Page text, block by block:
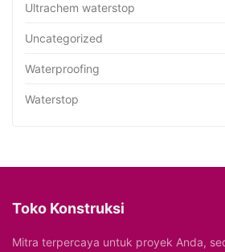
Ultrachem waterstop
Uncategorized
Waterproofing
Waterstop
Toko Konstruksi
Mitra terpercaya untuk proyek Anda,